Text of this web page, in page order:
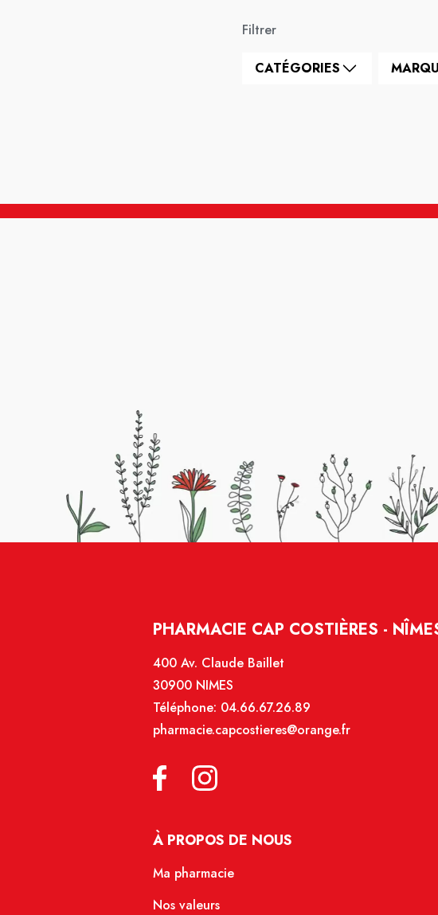
Filtrer
CATÉGORIES
PHARMACIE CAP COSTIÈRES -
400 Av. Claude Baillet
30900 NIMES
Téléphone: 04.66.67.26.89
pharmacie.capcostieres@orange.fr
À PROPOS DE NOUS
Ma pharmacie
Nos valeurs